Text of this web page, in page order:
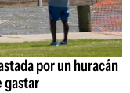
por un huracán
gastar